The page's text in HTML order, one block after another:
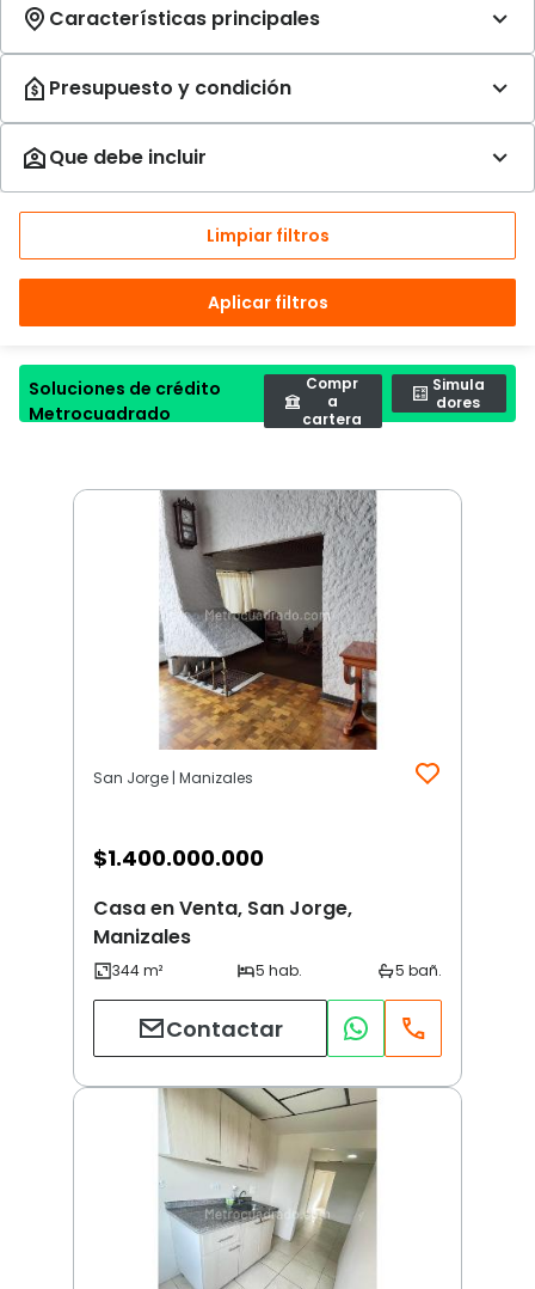
Limpiar filtros
Aplicar filtros
Soluciones de crédito
Metrocuadrado
Compr
a
cartera
Simula
dores
San Jorge | Manizales
$1.400.000.000
Casa en Venta, San Jorge,
Manizales
Contactar